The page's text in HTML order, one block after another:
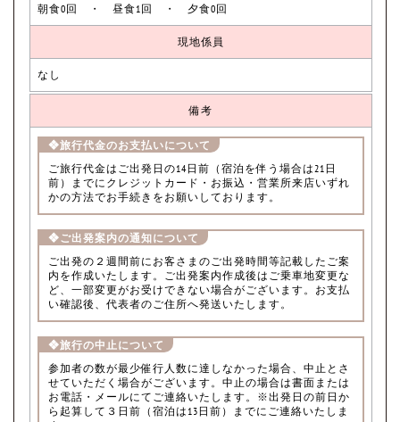
朝食0回 ・ 昼食1回 ・ 夕食0回
現地係員
なし
備考
❖旅行代金のお支払いについて
ご旅行代金はご出発日の14日前（宿泊を伴う場合は21日
前）までにクレジットカード・お振込・営業所来店いずれ
かの方法でお手続きをお願いしております。
❖ご出発案内の通知について
ご出発の２週間前にお客さまのご出発時間等記載したご案
内を作成いたします。ご出発案内作成後はご乗車地変更な
ど、一部変更がお受けできない場合がございます。お支払
い確認後、代表者のご住所へ発送いたします。
❖旅行の中止について
参加者の数が最少催行人数に達しなかった場合、中止とさ
せていただく場合がございます。中止の場合は書面または
お電話・メールにてご連絡いたします。※出発日の前日か
ら起算して３日前（宿泊は13日前）までにご連絡いたしま